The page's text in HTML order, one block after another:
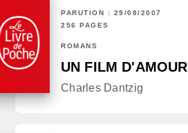
PARUTION : 29/08/2007
256 PAGES
ROMANS
UN FILM D'AMOUR
Charles Dantzig